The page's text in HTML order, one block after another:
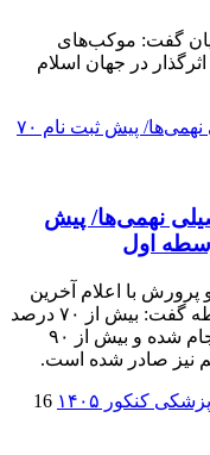
گفت: موکب‌های
در جهان اسلام
تحصیلی نهمی‌ها/ پیش
با اعلام آخرین
وضعیت ثبت‌نام دانش‌آموزان دوره متوسطه گفت: بیش از ۷۰ درصد
پیش‌ثبت‌نام دانش‌آموزان متوسطه اول انجام شده و بیش از ۹۰
نیز صادر شده است.
16